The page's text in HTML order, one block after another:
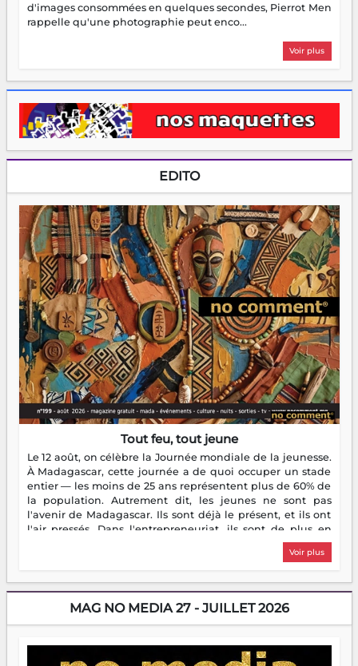
d'images consommées en quelques secondes, Pierrot Men
rappelle qu'une photographie peut enco...
Voir plus
EDITO
Tout feu, tout jeune
Le 12 août, on célèbre la Journée mondiale de la jeunesse.
À Madagascar, cette journée a de quoi occuper un stade
entier — les moins de 25 ans représentent plus de 60% de
la population. Autrement dit, les jeunes ne sont pas
l'avenir de Madagascar. Ils sont déjà le présent, et ils ont
l'air pressés. Dans l'entrepreneuriat, ils sont de plus en
plus nombreux à se lancer, à créer, à risquer — souvent
sans filet, souvent sans aide, mais toujours avec cette
dorment vraiment la nuit. En culture, les nouvelles sont
encore meilleures. Aina Rasamoelina vient de décrocher le
Prix RFI Instrumental Afrique. Miangaly Elia rafle le Prix
jeunes qui tiennent la torche. Alors oui, on pourrait
s'arrêter là, applaudir et rentrer chez soi satisfait. Mais ce
Voir plus
MAG NO MEDIA 27 - JUILLET 2026